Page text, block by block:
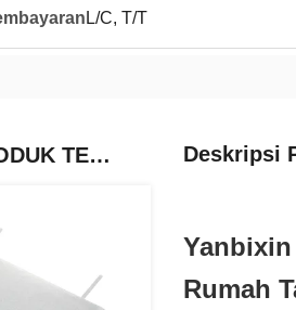
L/C, T/T
PRODUK-PRODUK TERKAIT Deskripsi
Rumah